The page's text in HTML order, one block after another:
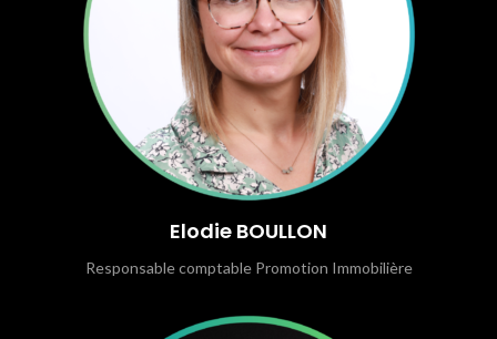
Elodie BOULLON
Responsable comptable Promotion Immobilière